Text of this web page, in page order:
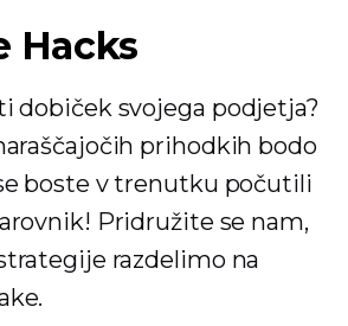
Hacks
dobiček svojega podjetja?
prihodkih bodo
boste v trenutku počutili
Pridružite se nam,
razdelimo na